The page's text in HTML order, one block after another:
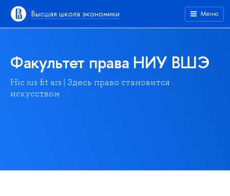
Высшая школа экономики Меню
Факультет права НИУ ВШЭ
Hic ius fit ars | Здесь право становится
искусством